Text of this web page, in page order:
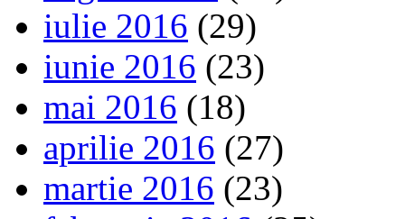
iulie 2016 (29)
iunie 2016 (23)
mai 2016 (18)
aprilie 2016 (27)
martie 2016 (23)